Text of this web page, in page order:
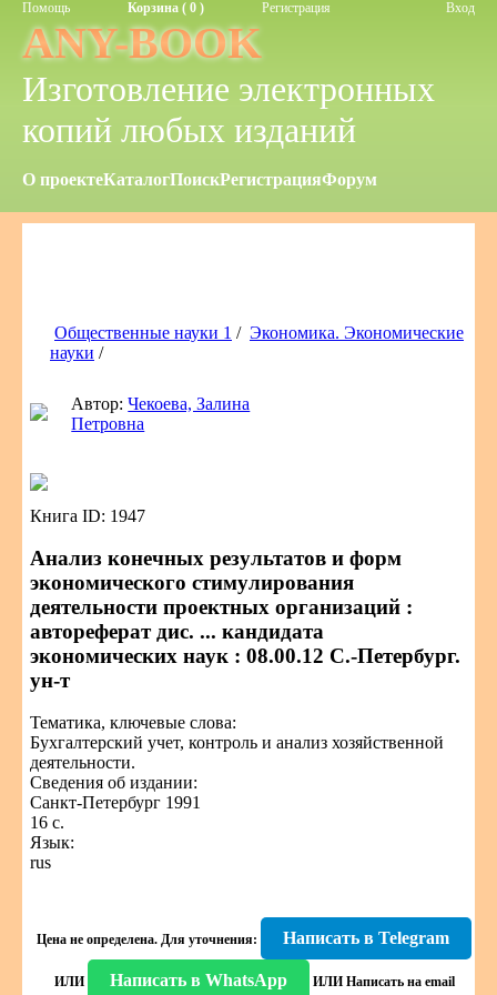
Помощь Корзина ( 0 ) Регистрация Вход
ANY-BOOK
Изготовление электронных
копий любых изданий
О проектеКаталогПоискРегистрацияФорум
Общественные науки 1 / Экономика. Экономические
науки /
Автор:Чекоева, Залина
Петровна
Книга ID: 1947
Анализ конечных результатов и форм
экономического стимулирования
деятельности проектных организаций :
автореферат дис. ... кандидата
экономических наук : 08.00.12 С.-Петербург.
ун-т
Тематика, ключевые слова:
Бухгалтерский учет, контроль и анализ хозяйственной
деятельности.
Сведения об издании:
Санкт-Петербург 1991
16 с.
Язык:
rus
Цена не определена. Для уточнения: Написать в Telegram
ИЛИ Написать в WhatsApp ИЛИ Написать на email